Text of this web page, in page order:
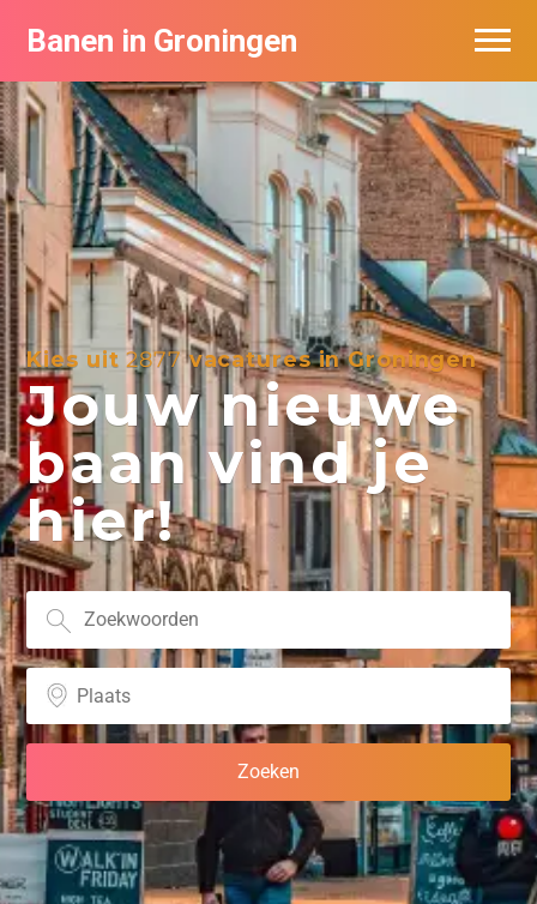
Banen in Groningen
Kies uit2877vacatures in Groningen
Jouw nieuwe
baan vind je
hier!
Vacatures per bedrijf
De populairste vacatures in Groningen
Nieuwsbrief feed